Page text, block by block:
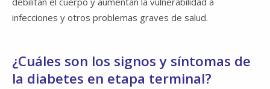
infecciones y otros problemas graves de salud.
¿Cuáles son los signos y síntomas de
la diabetes en etapa terminal?